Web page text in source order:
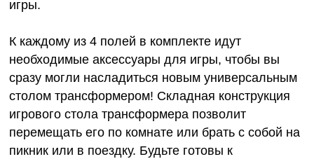
игры.
К каждому из 4 полей в комплекте идут
необходимые аксессуары для игры, чтобы вы
сразу могли насладиться новым универсальным
столом трансформером! Складная конструкция
игрового стола трансформера позволит
перемещать его по комнате или брать с собой на
пикник или в поездку. Будьте готовы к